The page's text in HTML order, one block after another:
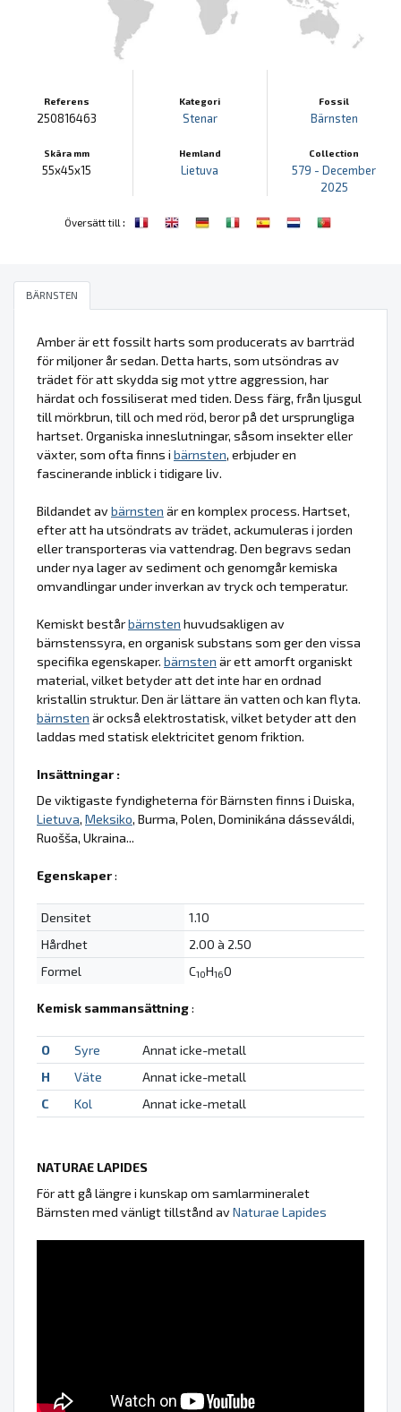
Referens
250816463
Skära mm
55x45x15
Kategori
Stenar
Hemland
Lietuva
Fossil
Bärnsten
Collection
579 - December
2025
Översätt till :
BÄRNSTEN
Amber är ett fossilt harts som producerats av barrträd
för miljoner år sedan. Detta harts, som utsöndras av
trädet för att skydda sig mot yttre aggression, har
härdat och fossiliserat med tiden. Dess färg, från ljusgul
till mörkbrun, till och med röd, beror på det ursprungliga
hartset. Organiska inneslutningar, såsom insekter eller
växter, som ofta finns i bärnsten, erbjuder en
fascinerande inblick i tidigare liv.
Bildandet avbärnsten är en komplex process. Hartset,
efter att ha utsöndrats av trädet, ackumuleras i jorden
eller transporteras via vattendrag. Den begravs sedan
under nya lager av sediment och genomgår kemiska
omvandlingar under inverkan av tryck och temperatur.
Kemiskt bestårbärnsten huvudsakligen av
bärnstenssyra, en organisk substans som ger den vissa
specifika egenskaper. bärnsten är ett amorft organiskt
material, vilket betyder att det inte har en ordnad
kristallin struktur. Den är lättare än vatten och kan flyta.
bärnsten är också elektrostatisk, vilket betyder att den
laddas med statisk elektricitet genom friktion.
Insättningar :
De viktigaste fyndigheterna för Bärnsten finns i Duiska,
Lietuva, Meksiko, Burma, Polen, Dominikána dásseváldi,
Ruošša, Ukraina...
Egenskaper:
Densitet
1.10
Hårdhet
2.00 à 2.50
Formel
C10H16O
Kemisk sammansättning:
O Syre
Annat icke-metall
H
Väte
Annat icke-metall
C
Kol Annat icke-metall
NATURAE LAPIDES
För att gå längre i kunskap om samlarmineralet
Bärnsten med vänligt tillstånd avNaturae Lapides